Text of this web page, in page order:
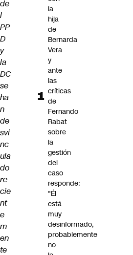
de
l
PP
D
y
la
DC
se
ha
n
de
svi
nc
ula
do
re
cie
nt
e
m
en
te
la
hija
de
Bernarda
Vera
y
ante
las
críticas
de
Fernando
Rabat
sobre
la
gestión
del
caso
responde:
"Él
está
muy
desinformado,
probablemente
no